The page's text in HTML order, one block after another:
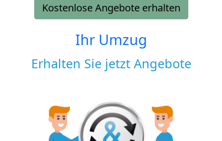
Kostenlose Angebote erhalten
Ihr Umzug
Erhalten Sie jetzt Angebote